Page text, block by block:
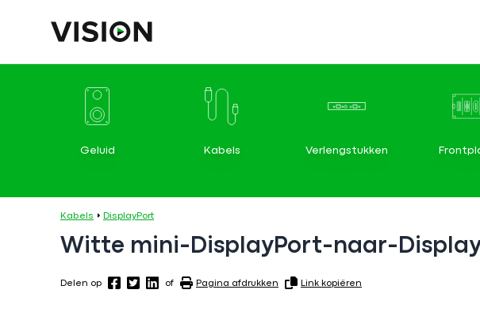
Geluid Kabels Verlengstukken
Kabels DisplayPort
Witte mini-DisplayPort-naar-
Delen op of Pagina afdrukken Link kopiëren